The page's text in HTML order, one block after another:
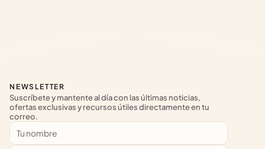
NEWSLETTER
Suscríbete y mantente al día con las últimas noticias,
ofertas exclusivas y recursos útiles directamente en tu
correo.